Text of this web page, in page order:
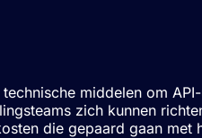
middelen om
zich kunnen
die gepaard gaan